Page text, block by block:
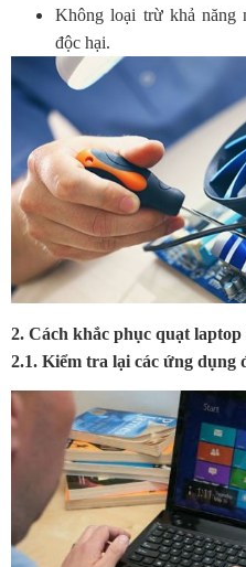
Không loại trừ khả năng
độc hại.
2. Cách khắc phục quạt
2.1. Kiểm tra lại các ứng dụng